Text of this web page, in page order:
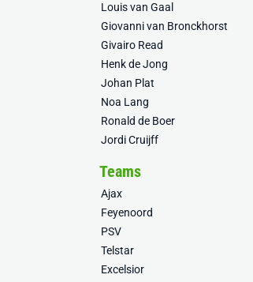
Louis van Gaal
Giovanni van Bronckhorst
Givairo Read
Henk de Jong
Johan Plat
Noa Lang
Ronald de Boer
Jordi Cruijff
Teams
Ajax
Feyenoord
PSV
Telstar
Excelsior